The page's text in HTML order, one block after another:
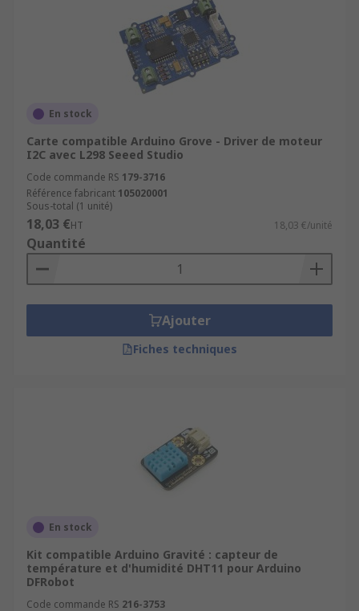
En stock
Carte compatible Arduino Grove - Driver de moteur
I2C avec L298 Seeed Studio
Code commande RS 179-3716
Référence fabricant 105020001
Sous-total (1 unité)
18,03 €HT 18,03 €/unité
Quantité
Ajouter
Fiches techniques
En stock
Kit compatible Arduino Gravité : capteur de
température et d'humidité DHT11 pour Arduino
DFRobot
Code commande RS 216-3753